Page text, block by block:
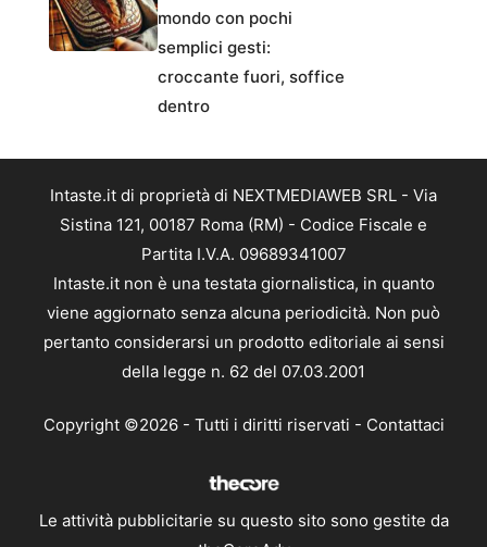
mondo con pochi
semplici gesti:
croccante fuori, soffice
dentro
Intaste.it di proprietà di NEXTMEDIAWEB SRL - Via
Sistina 121, 00187 Roma (RM) - Codice Fiscale e
Partita I.V.A. 09689341007
Intaste.it non è una testata giornalistica, in quanto
viene aggiornato senza alcuna periodicità. Non può
pertanto considerarsi un prodotto editoriale ai sensi
della legge n. 62 del 07.03.2001
Copyright ©2026 - Tutti i diritti riservati - Contattaci
Le attività pubblicitarie su questo sito sono gestite da